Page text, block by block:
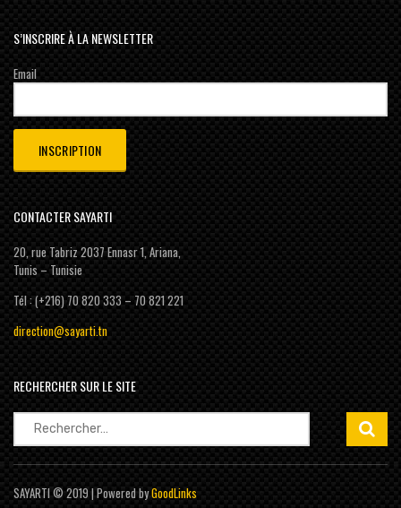
S’INSCRIRE À LA NEWSLETTER
Email
CONTACTER SAYARTI
20, rue Tabriz 2037 Ennasr 1, Ariana,
Tunis – Tunisie
Tél : (+216) 70 820 333 – 70 821 221
direction@sayarti.tn
RECHERCHER SUR LE SITE
Rechercher :
SAYARTI © 2019 | Powered byGoodLinks